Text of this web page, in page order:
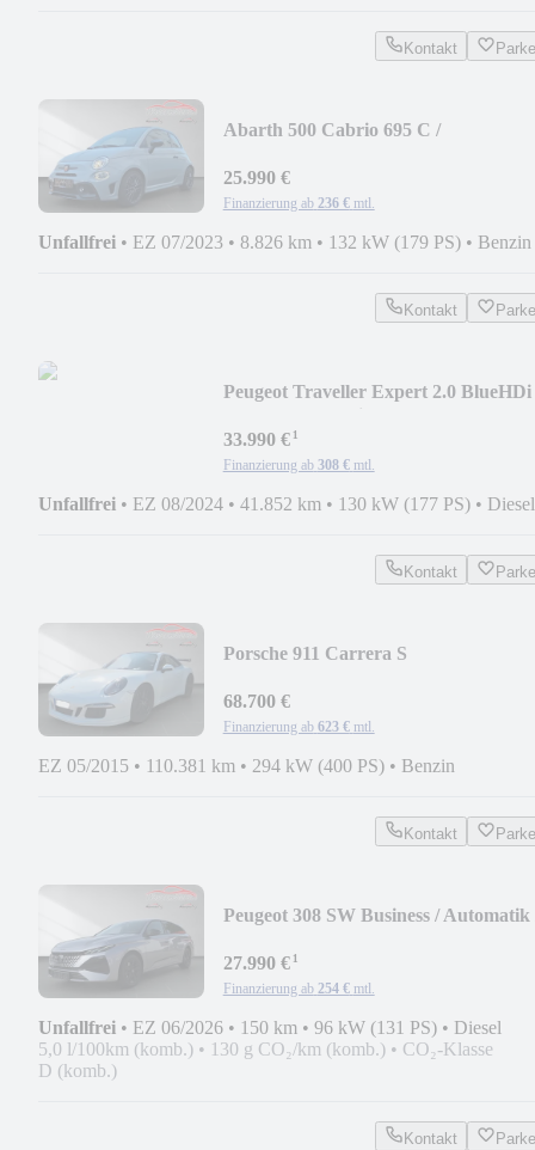
Kontakt
Abarth 500 Cabrio 695 C /
25.990 €
Finanzierung ab 236 € mtl.
Unfallfrei • EZ 07/2023 • 8.826 km • 132 kW (179 PS) • Benzin
Kontakt
Peugeot Traveller Expert 2.0 BlueHDi
33.990 €¹
Finanzierung ab 308 € mtl.
Unfallfrei • EZ 08/2024 • 41.852 km • 130 kW (177 PS) • Diesel
Kontakt
Porsche 911 Carrera S
68.700 €
Finanzierung ab 623 € mtl.
EZ 05/2015 • 110.381 km • 294 kW (400 PS) • Benzin
Kontakt
Peugeot 308 SW Business / Automatik
27.990 €¹
Finanzierung ab 254 € mtl.
Unfallfrei • EZ 06/2026 • 150 km • 96 kW (131 PS) • Diesel
5,0 l/100km (komb.) • 130 g CO₂/km (komb.) • CO₂-Klasse
D (komb.)
Kontakt